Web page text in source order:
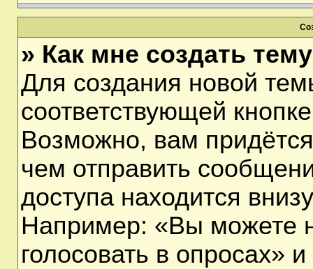
» Как мне создать
Для создания новой
соответствующей
Возможно, вам
чем отправить
доступа находится
Например: «Вы можете
голосовать в опросах» и